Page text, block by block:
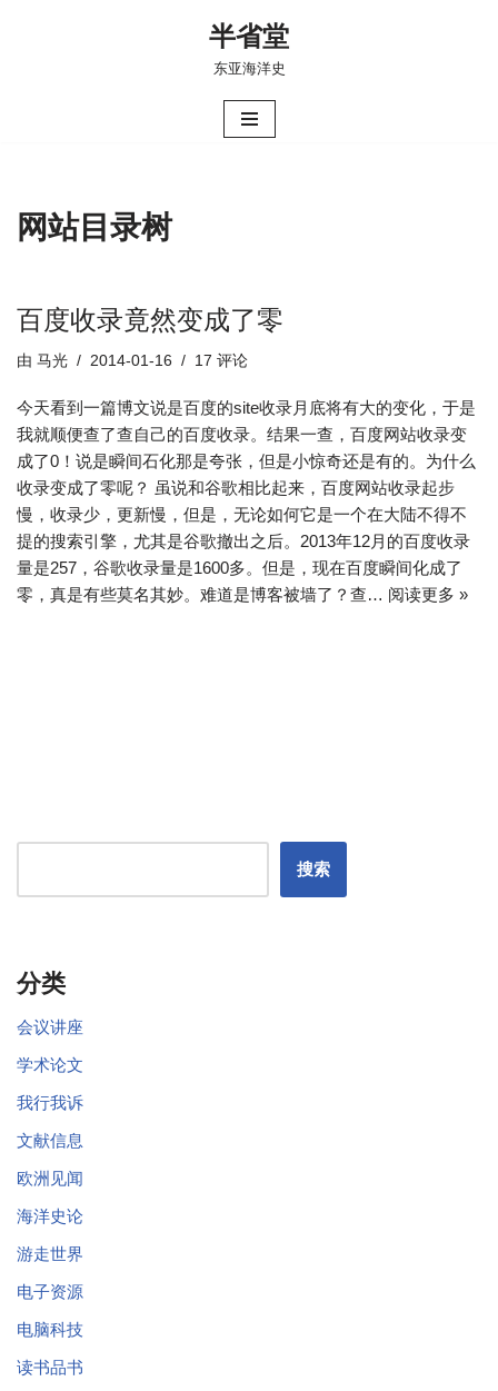
半省堂
东亚海洋史
网站目录树
百度收录竟然变成了零
由 马光 2014-01-16 17 评论
今天看到一篇博文说是百度的site收录月底将有大的变化，于是
我就顺便查了查自己的百度收录。结果一查，百度网站收录变
成了0！说是瞬间石化那是夸张，但是小惊奇还是有的。为什么
收录变成了零呢？ 虽说和谷歌相比起来，百度网站收录起步
慢，收录少，更新慢，但是，无论如何它是一个在大陆不得不
提的搜索引擎，尤其是谷歌撤出之后。2013年12月的百度收录
量是257，谷歌收录量是1600多。但是，现在百度瞬间化成了
零，真是有些莫名其妙。难道是博客被墙了？查… 阅读更多 »
搜索
分类
会议讲座
学术论文
我行我诉
文献信息
欧洲见闻
海洋史论
游走世界
电子资源
电脑科技
读书品书